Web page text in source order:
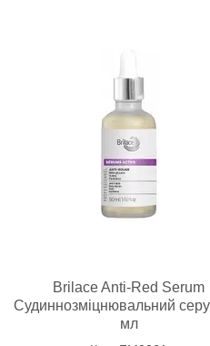
Brilace Anti-Red Serum
Судиннозміцнювальний
мл